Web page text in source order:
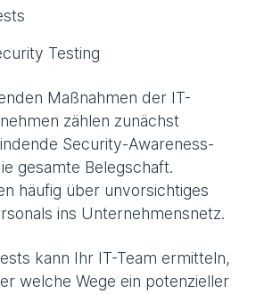
Testing
Maßnahmen der IT-
zählen zunächst
Security-Awareness-
gesamte Belegschaft.
häufig über unvorsichtiges
ins Unternehmensnetz.
kann Ihr IT-Team ermitteln,
welche Wege ein potenzieller